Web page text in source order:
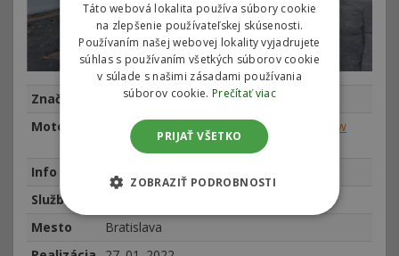
Značka
Mercedes-Benz
Motor
Mercedes V-Class / Vito III 220 CDI 140kw
(190hp)
Info
najeto 84067 km, rok výroby 2016
Služba
Mesto
Bratislava
Táto webová lokalita používa súbory cookie
na zlepšenie používateľskej skúsenosti.
Používaním našej webovej lokality vyjadrujete
súhlas s používaním všetkých súborov cookie
v súlade s našimi zásadami používania
súborov cookie. Prečítať viac
PRIJAŤ VŠETKO
ZOBRAZIŤ PODROBNOSTI